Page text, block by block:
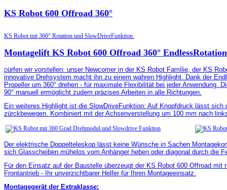
KS Robot 600 Offroad 360°
KS Robot mit 360° Rotation und SlowDriveFunktion
Montagelift KS Robot 600 Offroad 360°
Dürfen wir vorstellen: unser Newcomer in der KS Robot Familie, der KS
innovative Drehsystem macht ihn zu einem wahren Highlight. Dank der
Propeller um 360° drehen - für maximale Flexibilität bei jeder Anwendung.
90° manuell ermöglicht zudem präzises Arbeiten in alle Richtungen.
Ein weiteres Highlight ist die SlowDriveFunktion: Auf Knopfdruck lässt sich
zürckbewegen. Kombiniert mit der Achsenverstellung um 100 mm nach
Der elektrische Doppelteleskop lässt keine Wünsche in Sachen
sich Glasscheiben mühelos vom Anhänger heben oder diagonal durch die
Für den Einsatz auf der Baustelle überzeugt der KS Robot 600 Offroad
Frontantrieb - Ihr unverzichtbarer Helfer für Ihren Montageeinsatz.
Montagegerät der Extraklasse: